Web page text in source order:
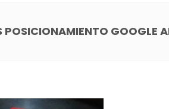
POSICIONAMIENTO GOOGLE